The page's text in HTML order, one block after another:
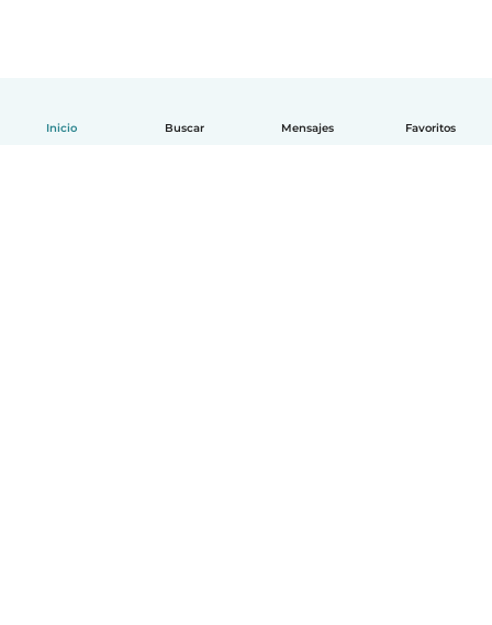
Inicio Buscar Mensajes Favoritos